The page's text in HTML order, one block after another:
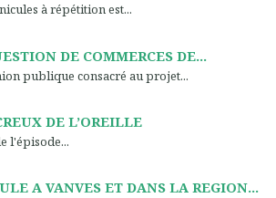
à répétition est...
DE COMMERCES DE...
publique consacré au projet...
DE L’OREILLE
l'épisode...
A VANVES ET DANS LA REGION...